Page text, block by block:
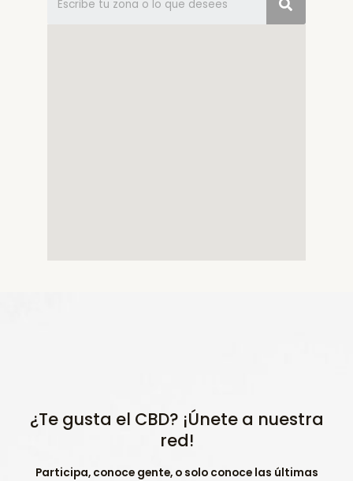
¿Te gusta el CBD? ¡Únete a nuestra
red!
Participa, conoce gente, o solo conoce las últimas